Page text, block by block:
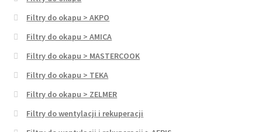
Filtry do okapu > AKPO
Filtry do okapu > AMICA
Filtry do okapu > MASTERCOOK
Filtry do okapu > TEKA
Filtry do okapu > ZELMER
Filtry do wentylacji i rekuperacji